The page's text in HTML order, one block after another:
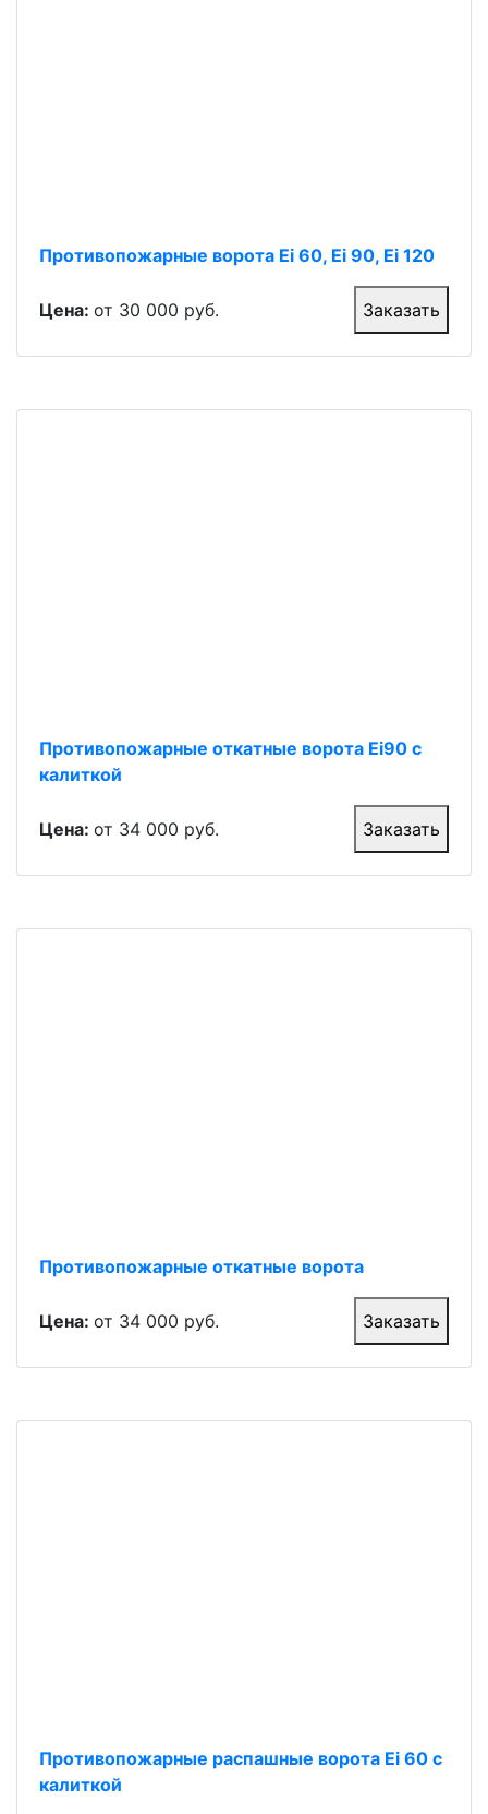
Противопожарные ворота Ei 60, Ei 90, Ei 120
Цена: от 30 000 руб. Заказать
Противопожарные откатные ворота Ei90 с
калиткой
Цена: от 34 000 руб. Заказать
Противопожарные откатные ворота
Цена: от 34 000 руб. Заказать
Противопожарные распашные ворота Ei 60 с
калиткой